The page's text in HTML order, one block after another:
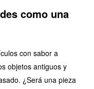
como una
con sabor a
objetos antiguos y
¿Será una pieza